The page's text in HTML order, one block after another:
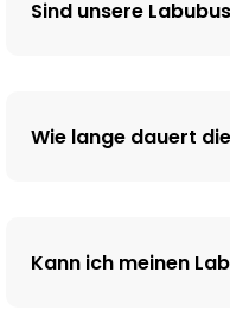
Sind unsere
Wie lange dauert
Kann ich meinen